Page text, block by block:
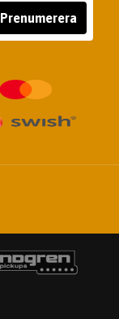
Prenumerera